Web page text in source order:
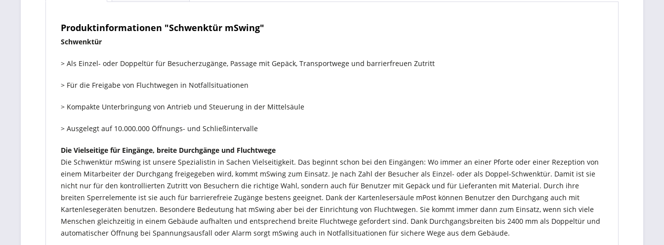
Produktinformationen "Schwenktür mSwing"
Schwenktür
> Als Einzel- oder Doppeltür für Besucherzugänge, Passage mit Gepäck, Transportwege und barrierfreuen Zutritt
> Für die Freigabe von Fluchtwegen in Notfallsituationen
> Kompakte Unterbringung von Antrieb und Steuerung in der Mittelsäule
> Ausgelegt auf 10.000.000 Öffnungs- und Schließintervalle
Die Vielseitige für Eingänge, breite Durchgänge und Fluchtwege
Die Schwenktür mSwing ist unsere Spezialistin in Sachen Vielseitigkeit. Das beginnt schon bei den Eingängen: Wo immer an einer Pforte oder einer Rezeption von
einem Mitarbeiter der Durchgang freigegeben wird, kommt mSwing zum Einsatz. Je nach Zahl der Besucher als Einzel- oder als Doppel-Schwenktür. Damit ist sie
nicht nur für den kontrollierten Zutritt von Besuchern die richtige Wahl, sondern auch für Benutzer mit Gepäck und für Lieferanten mit Material. Durch ihre
breiten Sperrelemente ist sie auch für barrierefreie Zugänge bestens geeignet. Dank der Kartenlesersäule mPost können Benutzer den Durchgang auch mit
Kartenlesegeräten benutzen. Besondere Bedeutung hat mSwing aber bei der Einrichtung von Fluchtwegen. Sie kommt immer dann zum Einsatz, wenn sich viele
Menschen gleichzeitig in einem Gebäude aufhalten und entsprechend breite Fluchtwege gefordert sind. Dank Durchgangsbreiten bis 2400 mm als Doppeltür und
automatischer Öffnung bei Spannungsausfall oder Alarm sorgt mSwing auch in Notfallsituationen für sichere Wege aus dem Gebäude.